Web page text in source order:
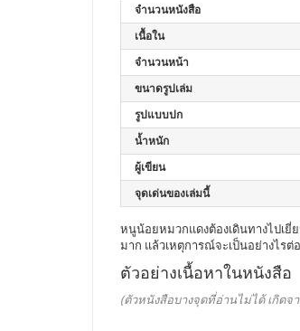
จำนวนหนังสือ
เนื้อใน
จำนวนหน้า
ขนาดรูปเล่ม
รูปแบบปก
น้ำหนัก
ผู้เขียน
จุดเด่นของเล่มนี้
หนูน้อยหมวกแดงต้องเดินทางไปเ
มาก แล้วเหตุการณ์จะเป็นอย่างไรต่
ตัวอย่างเนื้อหาในหนังสือ
(ตัวหนังสือบางจุดที่อ่านไม่ได้ เกิด